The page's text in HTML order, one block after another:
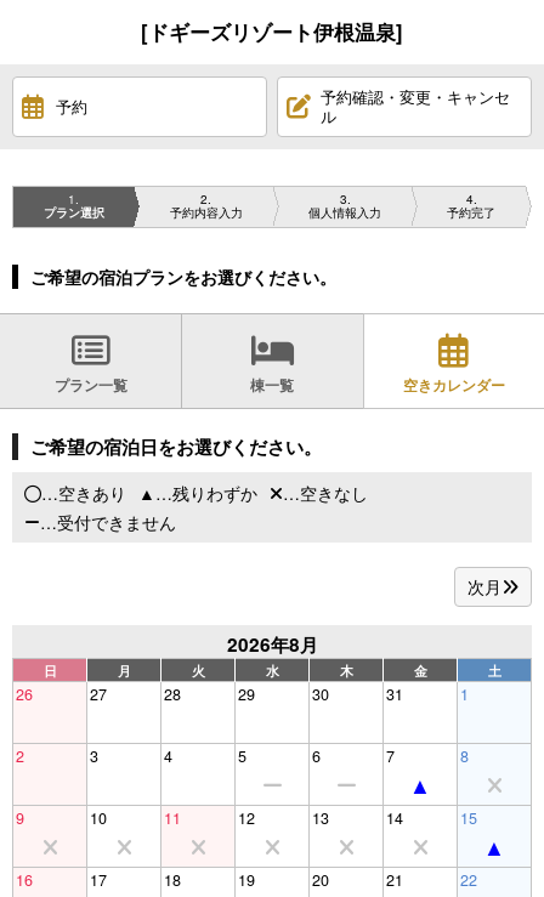
[ドギーズリゾート伊根温泉]
予約
予約確認・変更・キャンセ
ル
1
プラン選択
2
予約内容入力
3
個人情報入力
4
予約完了
ご希望の宿泊プランをお選びください。
プラン一覧 棟一覧 空きカレンダー
ご希望の宿泊日をお選びください。
…空きあり …残りわずか
…空きなし
…受付できません
次月
2026年8月
日 月 火 水 木 金 土
26 27 28 29 30 31 1
2 3 4 5 6 7 8
9 10 11 12 13 14 15
16 17 18 19 20 21 22